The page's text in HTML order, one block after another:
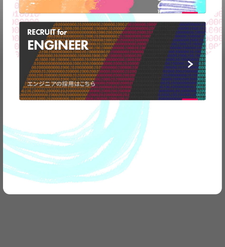
RECRUIT for
ENGINEER
エンジニアの採用はこちら
CONTACTUS
弊社の事業についてや、
取材のお問い合わせなど
お気軽にご連絡ください。